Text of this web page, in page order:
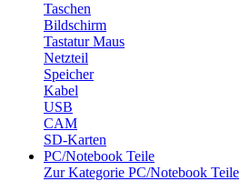
Taschen
Bildschirm
Tastatur Maus
Netzteil
Speicher
Kabel
USB
CAM
SD-Karten
PC/Notebook Teile
Zur Kategorie PC/Notebook Teile